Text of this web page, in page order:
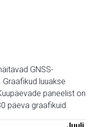
GNSS-
luuakse
paneelist on
päeva graafikuid.